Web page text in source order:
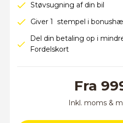
Støvsugning af din bil
Giver 1 stempel i
Del din betaling op i
Fordelskort
Fra
Inkl. moms &